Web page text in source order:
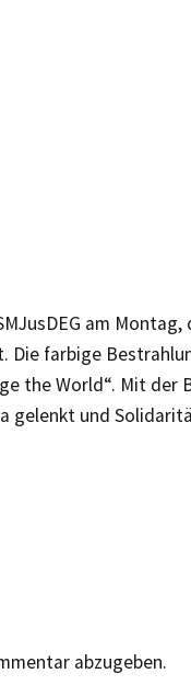
am Montag,
Die farbige
the World“. Mit der
gelenkt und
abzugeben.